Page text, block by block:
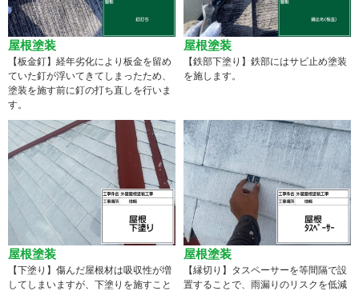
屋根塗装
【板金釘】経年劣化により板金を留め
ていた釘が浮いてきてしまったため、
塗装を施す前に釘の打ち直しを行いま
す。
屋根塗装
【鉄部下塗り】鉄部にはサビ止め塗装
を施します。
屋根塗装
【下塗り】傷んだ屋根材は吸収性が増
してしまいますが、下塗りを施すこと
屋根塗装
【縁切り】タスペーサーを等間隔で設
置することで、雨漏りのリスクを低減